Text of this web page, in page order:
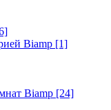
Biamp [1]
Biamp [24]